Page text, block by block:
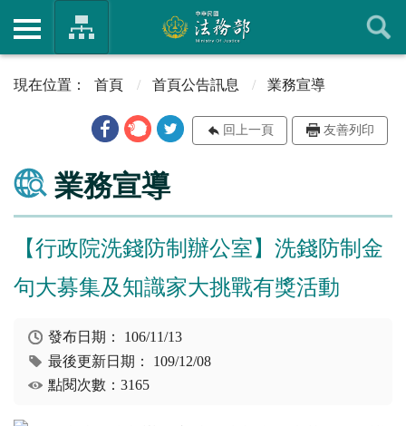
首頁 首頁公告訊息 業務宣導
回上一頁 友善列印
業務宣導
【行政院洗錢防制辦公室】洗錢防制金
句大募集及知識家大挑戰有獎活動
發布日期： 106/11/13
最後更新日期： 109/12/08
點閱次數：3165